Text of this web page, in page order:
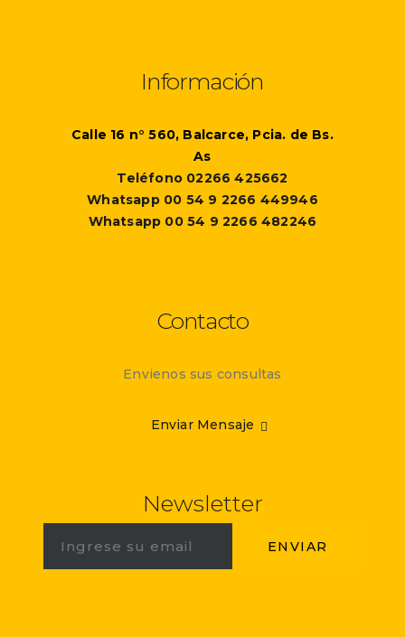
Información
Calle 16 n° 560, Balcarce, Pcia. de Bs.
As
Teléfono 02266 425662
Whatsapp 00 54 9 2266 449946
Whatsapp 00 54 9 2266 482246
Contacto
Envienos sus consultas
Enviar Mensaje
Newsletter